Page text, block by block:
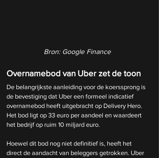
Bron: Google Finance
Overnamebod van Uber zet de toon
De belangrijkste aanleiding voor de koerssprong is
de bevestiging dat Uber een formeel indicatief
overnamebod heeft uitgebracht op Delivery Hero.
Het bod ligt op 33 euro per aandeel en waardeert
het bedrijf op ruim 10 miljard euro.
Hoewel dit bod nog niet definitief is, heeft het
direct de aandacht van beleggers getrokken. Uber